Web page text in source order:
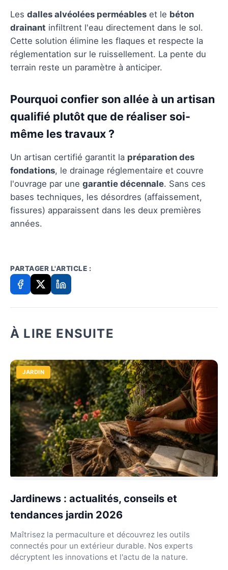
Les dalles alvéolées perméables et le béton
drainant infiltrent l'eau directement dans le sol.
Cette solution élimine les flaques et respecte la
réglementation sur le ruissellement. La pente du
terrain reste un paramètre à anticiper.
Pourquoi confier son allée à un artisan
qualifié plutôt que de réaliser soi-
même les travaux ?
Un artisan certifié garantit la préparation des
fondations, le drainage réglementaire et couvre
l'ouvrage par une garantie décennale. Sans ces
bases techniques, les désordres (affaissement,
fissures) apparaissent dans les deux premières
années.
PARTAGER L'ARTICLE :
À LIRE ENSUITE
JARDIN
Jardinews : actualités, conseils et
tendances jardin 2026
Maîtrisez la permaculture et découvrez les outils
connectés pour un extérieur durable. Nos experts
décryptent les innovations et l'actu de la nature.